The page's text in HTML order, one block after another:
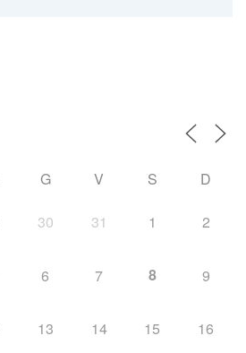
G V S D
30 31 1 2
6 7 8 9
13 14 15 16